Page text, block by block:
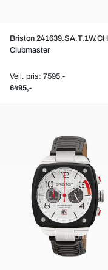
Briston 241639.SA.T.1W.CH
Clubmaster
Veil. pris: 7595,-
6495,-